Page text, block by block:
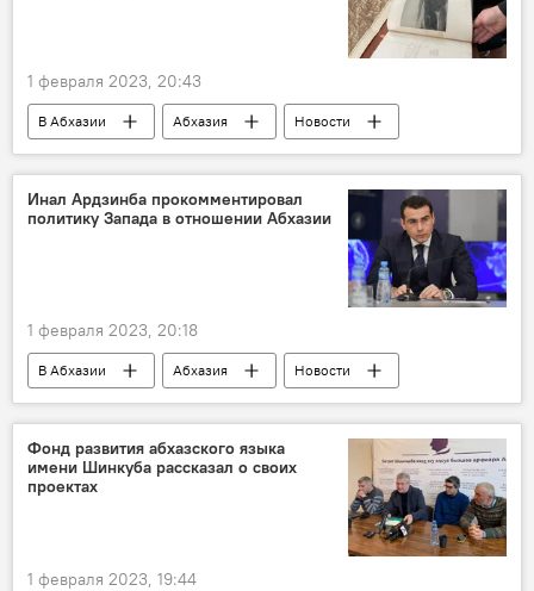
1 февраля 2023, 20:43
В Абхазии Абхазия
Новости
Культура
Инал Ардзинба прокомментировал
политику Запада в отношении Абхазии
1 февраля 2023, 20:18
В Абхазии Абхазия
Новости
МИД Абхазии
Инал Ардзинба
Фонд развития абхазского языка
имени Шинкуба рассказал о своих
проектах
1 февраля 2023, 19:44